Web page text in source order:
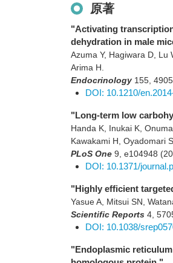
原著
"Activating
dehydration in male
Azuma Y, Hagiwara D, Lu
Arima H.
Endocrinology 155
DOI: 10.1210/
"Long-term low
Handa K, Inukai K,
Kawakami H, Oyadomari
PLoS One 9 e104948
DOI: 10.1371/
"Highly efficient
Yasue A, Mitsui SN,
Scientific Reports 4
DOI: 10.1038/
"Endoplasmic